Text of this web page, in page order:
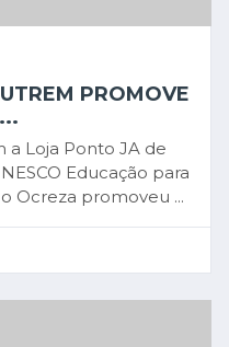
PROMOVE
Loja Ponto JA de
Educação para
Ocreza promoveu ...